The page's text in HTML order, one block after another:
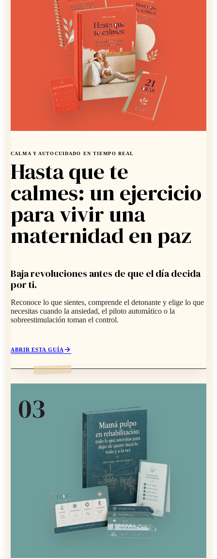
CALMA Y AUTOCUIDADO EN TIEMPO REAL
Hasta que te
calmes: un ejercicio
para vivir una
maternidad en paz
Baja revoluciones antes de que el día decida
por ti.
Reconoce lo que sientes, comprende el detonante y elige lo que
necesitas cuando la ansiedad, el piloto automático o la
sobreestimulación toman el control.
ABRIR ESTA GUÍA
03